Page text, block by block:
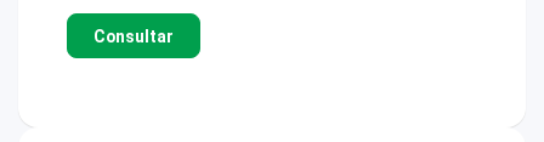
Consultar